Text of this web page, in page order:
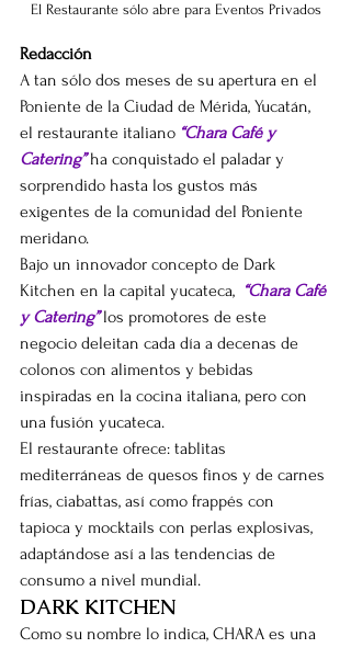
El Restaurante sólo abre para Eventos Privados
Redacción
A tan sólo dos meses de su apertura en el
Poniente de la Ciudad de Mérida, Yucatán,
el restaurante italiano “Chara Café y
Catering” ha conquistado el paladar y
sorprendido hasta los gustos más
exigentes de la comunidad del Poniente
meridano.
Bajo un innovador concepto de Dark
Kitchen en la capital yucateca, “Chara Café
y Catering” los promotores de este
negocio deleitan cada día a decenas de
colonos con alimentos y bebidas
inspiradas en la cocina italiana, pero con
una fusión yucateca.
El restaurante ofrece: tablitas
mediterráneas de quesos finos y de carnes
frías, ciabattas, así como frappés con
tapioca y mocktails con perlas explosivas,
adaptándose así a las tendencias de
consumo a nivel mundial.
DARK KITCHEN
Como su nombre lo indica, CHARA es una